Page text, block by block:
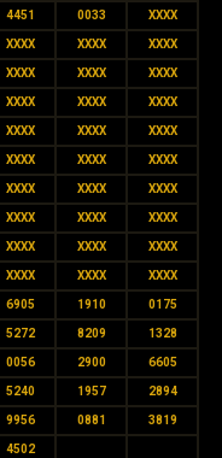
4451 0033 XXXX
XXXX XXXX XXXX
XXXX XXXX XXXX
XXXX XXXX XXXX
XXXX XXXX XXXX
XXXX XXXX XXXX
XXXX XXXX XXXX
XXXX XXXX XXXX
XXXX XXXX XXXX
XXXX XXXX XXXX
6905 1910 0175
5272 8209 1328
0056 2900 6605
5240 1957 2894
9956 0881 3819
4502